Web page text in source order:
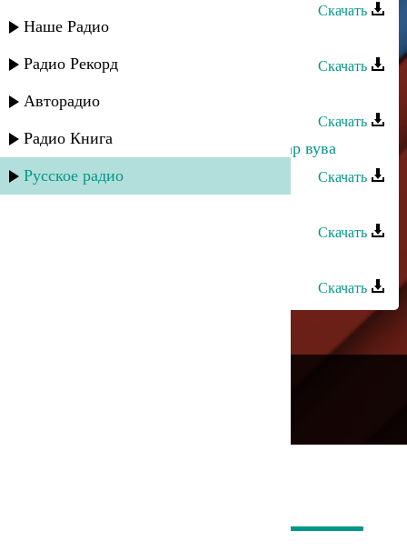
Наше Радио
Радио Рекорд
Авторадио
Радио Книга
Русское радио
Скачать
Динара Гасанова - Гъач
Скачать
Скачать
Динара Гасанова - Кюкдириз ухшар вува
Скачать
Скачать
Скачать